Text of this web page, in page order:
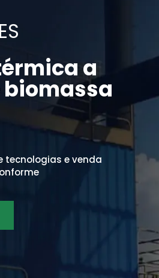
a
tecnologias e venda